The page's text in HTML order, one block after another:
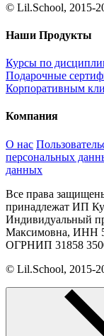
© Lil.School,
Наши Продукты
Курсы по
Подарочные
Корпоративным
Компания
О нас
персональных
данных
Все права
принадлежат ИП
Индивидуальный
Максимовна, ИНН
ОГРНИП 31858
© Lil.School,